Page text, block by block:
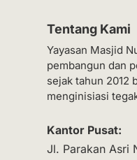
Tentang Kami
Yayasan Masjid
pembangun dan
sejak tahun 2012
menginisiasi
Kantor Pusat:
Jl. Parakan Asri